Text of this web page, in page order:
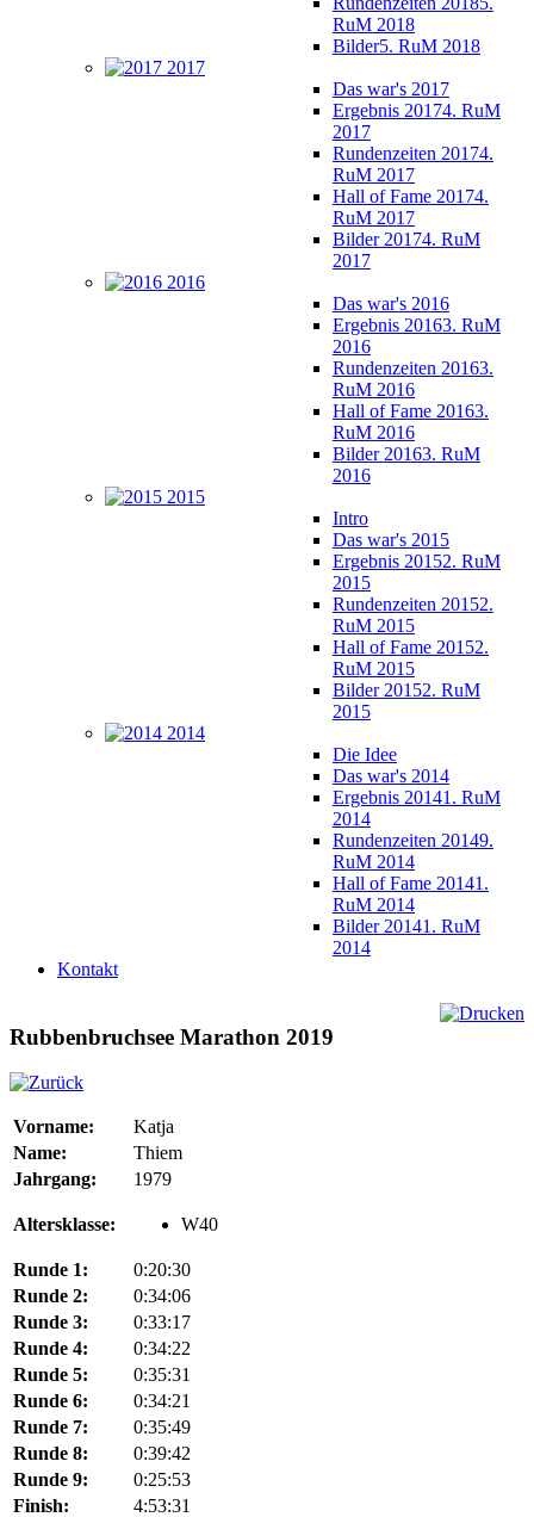
RuM 2018
Bilder5. RuM 2018
2017
Das war's 2017
Ergebnis 20174. RuM
2017
Rundenzeiten 20174.
RuM 2017
Hall of Fame 20174.
RuM 2017
Bilder 20174. RuM
2017
2016
Das war's 2016
Ergebnis 20163. RuM
2016
Rundenzeiten 20163.
RuM 2016
Hall of Fame 20163.
RuM 2016
Bilder 20163. RuM
2016
2015
Intro
Das war's 2015
Ergebnis 20152. RuM
2015
Rundenzeiten 20152.
RuM 2015
Hall of Fame 20152.
RuM 2015
Bilder 20152. RuM
2015
2014
Die Idee
Das war's 2014
Ergebnis 20141. RuM
2014
Rundenzeiten 20149.
RuM 2014
Hall of Fame 20141.
RuM 2014
Bilder 20141. RuM
2014
Kontakt
Rubbenbruchsee Marathon 2019
Vorname:
Katja
Name:
Thiem
Jahrgang:
1979
Altersklasse: W40
Runde 1:
0:20:30
Runde 2:
0:34:06
Runde 3:
0:33:17
Runde 4:
0:34:22
Runde 5:
0:35:31
Runde 6:
0:34:21
Runde 7:
0:35:49
Runde 8:
0:39:42
Runde 9:
0:25:53
Finish:
4:53:31